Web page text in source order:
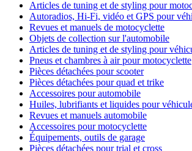
Articles de tuning et de styling pour
Autoradios, Hi-Fi, vidéo et GPS pour
Revues et manuels de motocyclette
Objets de collection sur l'automobile
Articles de tuning et de styling pour
Pneus et chambres à air pour motocyclette
Pièces détachées pour scooter
Pièces détachées pour quad et trike
Accessoires pour automobile
Huiles, lubrifiants et liquides pour
Revues et manuels automobile
Accessoires pour motocyclette
Équipements, outils de garage
Pièces détachées pour trial et cross